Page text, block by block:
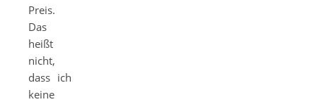
Preis.
Das
heißt
nicht,
dass ich
keine